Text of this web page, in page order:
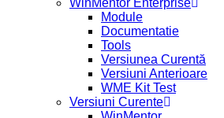
WinMentor Enterprise
Module
Documentatie
Tools
Versiunea Curentă
Versiuni Anterioare
WME Kit Test
Versiuni Curente